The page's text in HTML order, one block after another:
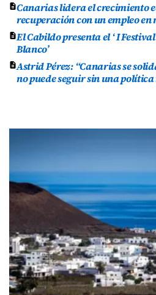
Canarias lidera el crecimiento
recuperación con un empleo
El Cabildo presenta el ‘ I
Blanco’
Astrid Pérez: “Canarias se
no puede seguir sin una